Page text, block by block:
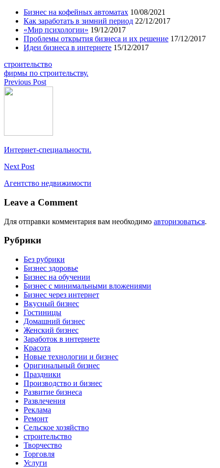
Бизнес на кофейных автоматах 10/08/2021
Как заработать в зимний период 22/12/2017
«Мир психологии» 19/12/2017
Проблемы открытия бизнеса и их решение 17/12/2017
Идеи бизнеса в интернете 15/12/2017
строительство
фирмы по строительству.
Previous Post
Интернет-специальности.
Next Post
Агентство недвижимости
Leave a Comment
Для отправки комментария вам необходимо авторизоваться.
Рубрики
Без рубрики
Бизнес здоровье
Бизнес на обучении
Бизнес с минимальными вложениями
Бизнес через интернет
Вкусный бизнес
Гостиницы
Домашний бизнес
Женский бизнес
Заработок в интернете
Красота
Новые технологии и бизнес
Оригинальный бизнес
Праздники
Производство и бизнес
Развитие бизнеса
Развлечения
Реклама
Ремонт
Сельское хозяйство
строительство
Творчество
Торговля
Услуги